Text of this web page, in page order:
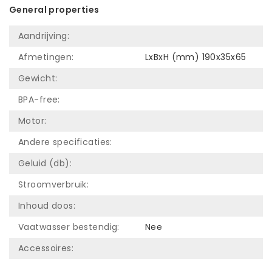
General properties
Aandrijving:
Afmetingen:
LxBxH (mm) 190x35x65
Gewicht:
BPA-free:
Motor:
Andere specificaties:
Geluid (db):
Stroomverbruik:
Inhoud doos:
Vaatwasser bestendig:
Nee
Accessoires: